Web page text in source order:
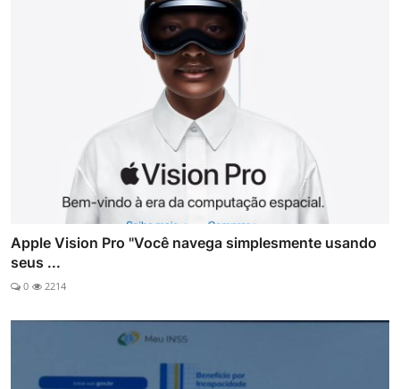
Apple Vision Pro "Você navega simplesmente usando
seus ...
0 2214